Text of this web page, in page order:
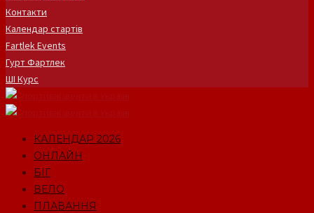
Контакти
Календар стартів
Fartlek Events
Гурт Фартлек
ШІ Курс
КАЛЕНДАР 2026
ОНЛАЙН
БІГ
ВЕЛО
ПЛАВАННЯ